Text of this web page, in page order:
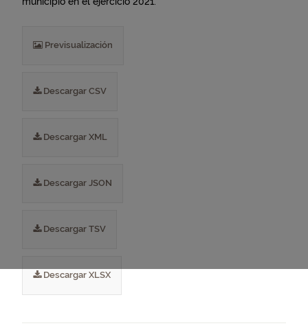
Previsualización
Descargar CSV
Descargar XML
Descargar JSON
Descargar TSV
Descargar XLSX